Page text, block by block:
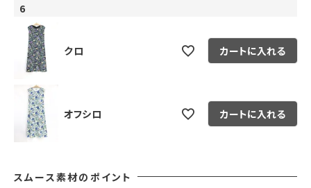
6
クロ カートに入れる
オフシロ カートに入れる
スムース素材のポイント